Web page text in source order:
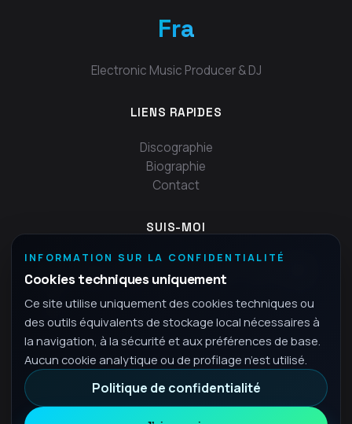
Fra
Electronic Music Producer & DJ
LIENS RAPIDES
Discographie
Biographie
Contact
SUIS-MOI
INFORMATION SUR LA CONFIDENTIALITÉ
Cookies techniques uniquement
Ce site utilise uniquement des cookies techniques ou
des outils équivalents de stockage local nécessaires à
la navigation, à la sécurité et aux préférences de base.
Aucun cookie analytique ou de profilage n’est utilisé.
Politique de confidentialité